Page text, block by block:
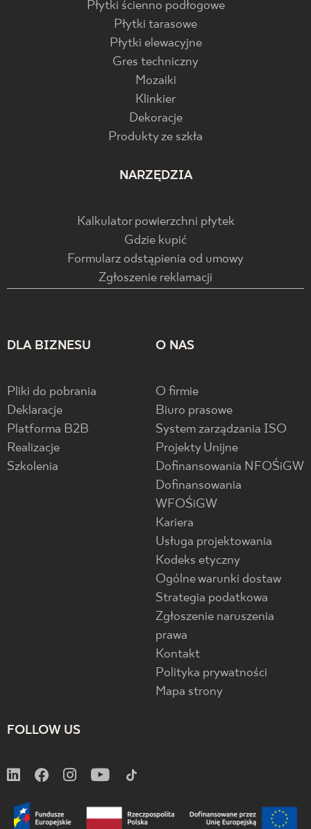
Płytki ścienno podłogowe
Płytki tarasowe
Płytki elewacyjne
Gres techniczny
Mozaiki
Klinkier
Dekoracje
Produkty ze szkła
NARZĘDZIA
Kalkulator powierzchni płytek
Gdzie kupić
Formularz odstąpienia od umowy
Zgłoszenie reklamacji
DLA BIZNESU
Pliki do pobrania
Deklaracje
Platforma B2B
Realizacje
Szkolenia
O NAS
O firmie
Biuro prasowe
System zarządzania ISO
Projekty Unijne
Dofinansowania NFOŚiGW
Dofinansowania
WFOŚiGW
Kariera
Usługa projektowania
Kodeks etyczny
Ogólne warunki dostaw
Strategia podatkowa
Zgłoszenie naruszenia
prawa
Kontakt
Polityka prywatności
Mapa strony
FOLLOW US